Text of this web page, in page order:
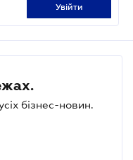
увійти
бізнес-новин.